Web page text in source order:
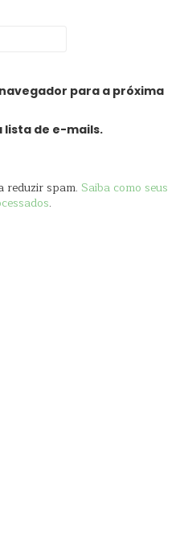
para a próxima
lista de e-mails.
reduzir spam. Saiba como seus
.